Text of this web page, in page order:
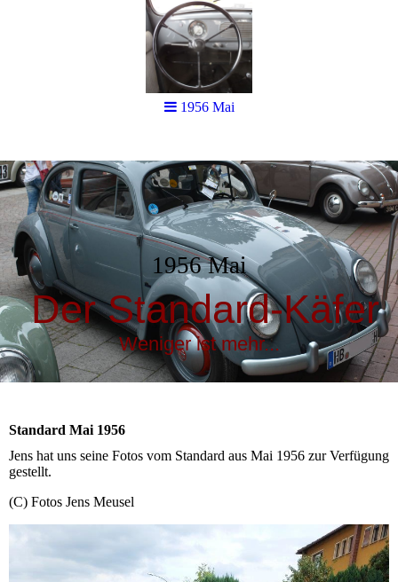
1956 Mai
Der Standard-Käfer
Weniger ist mehr...
Standard Mai 1956
Jens hat uns seine Fotos vom Standard aus Mai 1956 zur Verfügung
gestellt.
(C) Fotos Jens Meusel
1956 Mai